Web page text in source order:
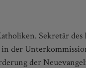
Sekretär
der
der